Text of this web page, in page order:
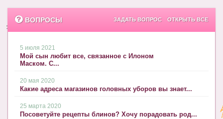
ВОПРОСЫ ОТКРЫТЬ ВСЕ
ЗАДАТЬ ВОПРОС
5 июля 2021
Мой сын любит все, связанное с Илоном
Маском. С...
20 мая 2020
Какие адреса магазинов головных уборов вы знает...
25 марта 2020
Посоветуйте рецепты блинов? Хочу порадовать род...